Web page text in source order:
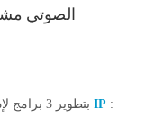
قام tonmind بتطوير 3 برامج لإدارة الصوت للتحكم فيها المتحدث IP :